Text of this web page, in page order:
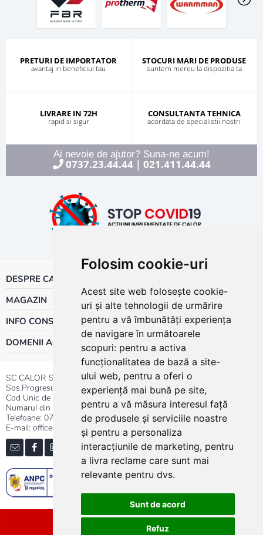
Folosim cookie-uri
Acest site web folosește cookie-
uri și alte tehnologii de urmărire
pentru a vă îmbunătăți experiența
de navigare în următoarele
scopuri: pentru a activa
funcționalitatea de bază a site-
ului web, pentru a oferi o
experiență mai bună pe site,
pentru a vă măsura interesul față
de produsele și serviciile noastre
și pentru a personaliza
interacțiunile de marketing, pentru
a livra reclame care sunt mai
relevante pentru dvs.
Sunt de acord
Refuz
PRETURI DE IMPORTATOR
avantaj in beneficiul tau
STOCURI MARI DE PRODUSE
suntem mereu la dispozitia ta
LIVRARE IN 72H
rapid si sigur
CONSULTANTA TEHNICA
acordata de specialistii nostri
Ai nevoie de ajutor? Suna-ne acum!
0737.23.44.44| 021.411.44.44
DESPRE CALOR
MAGAZIN
INFO CONSUMATOR
DOMENII ACTIVITATE
SC CALOR SRL
Sos.Progresului nr.30-40, Sector 5, Bucuresti
Cod Unic de Inregistrare: RO 3004724
Numarul din Registrul Comertului:J40/13176/1991
Telefoane: 0737.23.44.44|021.411.44.44
E-mail: office@calor.ro